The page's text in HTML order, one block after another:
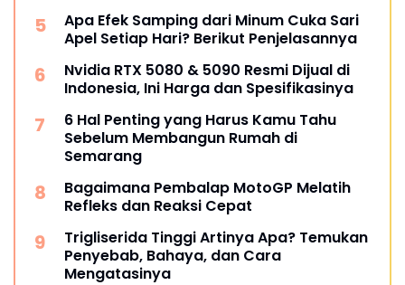
Apa Efek Samping dari Minum Cuka Sari
Apel Setiap Hari? Berikut Penjelasannya
Nvidia RTX 5080 & 5090 Resmi Dijual di
Indonesia, Ini Harga dan Spesifikasinya
6 Hal Penting yang Harus Kamu Tahu
Sebelum Membangun Rumah di
Semarang
Bagaimana Pembalap MotoGP Melatih
Refleks dan Reaksi Cepat
Trigliserida Tinggi Artinya Apa? Temukan
Penyebab, Bahaya, dan Cara
Mengatasinya